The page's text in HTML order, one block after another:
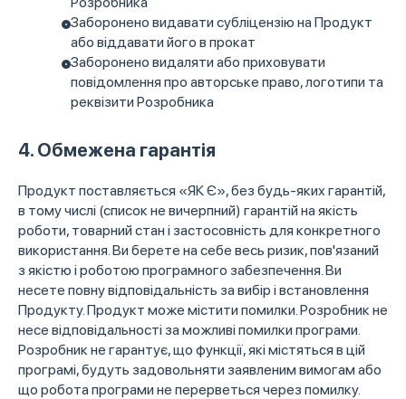
Заборонено видавати субліцензію на Продукт
або віддавати його в прокат
Заборонено видаляти або приховувати
повідомлення про авторське право, логотипи та
реквізити Розробника
4. Обмежена гарантія
Продукт поставляється «ЯК Є», без будь-яких гарантій,
в тому числі (список не вичерпний) гарантій на якість
роботи, товарний стан і застосовність для конкретного
використання. Ви берете на себе весь ризик, пов'язаний
з якістю і роботою програмного забезпечення. Ви
несете повну відповідальність за вибір і встановлення
Продукту. Продукт може містити помилки. Розробник не
несе відповідальності за можливі помилки програми.
Розробник не гарантує, що функції, які містяться в цій
програмі, будуть задовольняти заявленим вимогам або
що робота програми не перерветься через помилку.